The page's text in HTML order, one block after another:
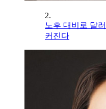
2.
노후 대비로 달
커진다